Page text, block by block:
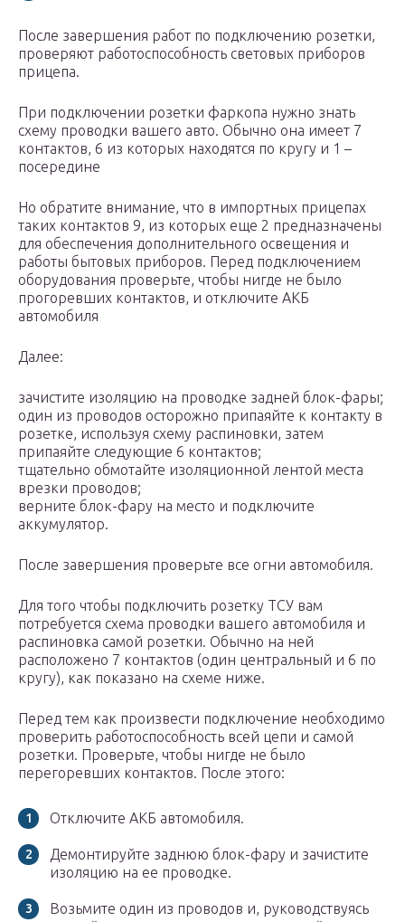
После завершения работ по подключению розетки,
проверяют работоспособность световых приборов
прицепа.
При подключении розетки фаркопа нужно знать
схему проводки вашего авто. Обычно она имеет 7
контактов, 6 из которых находятся по кругу и 1 –
посередине
Но обратите внимание, что в импортных прицепах
таких контактов 9, из которых еще 2 предназначены
для обеспечения дополнительного освещения и
работы бытовых приборов. Перед подключением
оборудования проверьте, чтобы нигде не было
прогоревших контактов, и отключите АКБ
автомобиля
Далее:
зачистите изоляцию на проводке задней блок-фары;
один из проводов осторожно припаяйте к контакту в
розетке, используя схему распиновки, затем
припаяйте следующие 6 контактов;
тщательно обмотайте изоляционной лентой места
врезки проводов;
верните блок-фару на место и подключите
аккумулятор.
После завершения проверьте все огни автомобиля.
Для того чтобы подключить розетку ТСУ вам
потребуется схема проводки вашего автомобиля и
распиновка самой розетки. Обычно на ней
расположено 7 контактов (один центральный и 6 по
кругу), как показано на схеме ниже.
Перед тем как произвести подключение необходимо
проверить работоспособность всей цепи и самой
розетки. Проверьте, чтобы нигде не было
перегоревших контактов. После этого:
Отключите АКБ автомобиля.
Демонтируйте заднюю блок-фару и зачистите
изоляцию на ее проводке.
Возьмите один из проводов и, руководствуясь